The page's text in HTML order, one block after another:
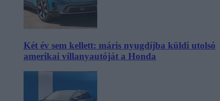
Két év sem kellett: máris nyugdíjba küldi utolsó
amerikai villanyautóját a Honda